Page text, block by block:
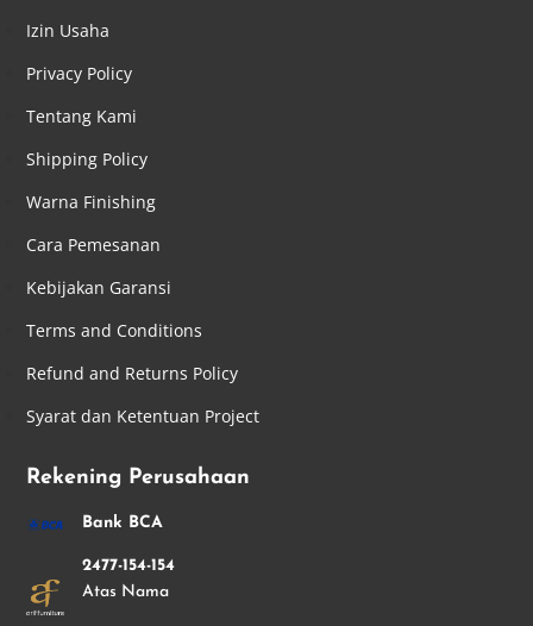
Izin Usaha
Privacy Policy
Tentang Kami
Shipping Policy
Warna Finishing
Cara Pemesanan
Kebijakan Garansi
Terms and Conditions
Refund and Returns Policy
Syarat dan Ketentuan Project
Rekening Perusahaan
Bank BCA
2477-154-154
Atas Nama